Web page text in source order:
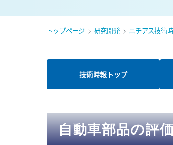
トップページ 研究開発 ニチアス技術
技術時報トップ
自動車部品の評